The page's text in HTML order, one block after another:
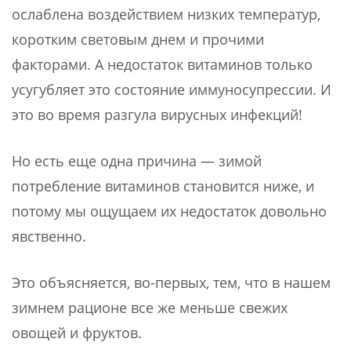
ослаблена воздействием низких температур,
коротким световым днем и прочими
факторами. А недостаток витаминов только
усугубляет это состояние иммуносупрессии. И
это во время разгула вирусных инфекций!
Но есть еще одна причина — зимой
потребление витаминов становится ниже, и
потому мы ощущаем их недостаток довольно
явственно.
Это объясняется, во-первых, тем, что в нашем
зимнем рационе все же меньше свежих
овощей и фруктов.